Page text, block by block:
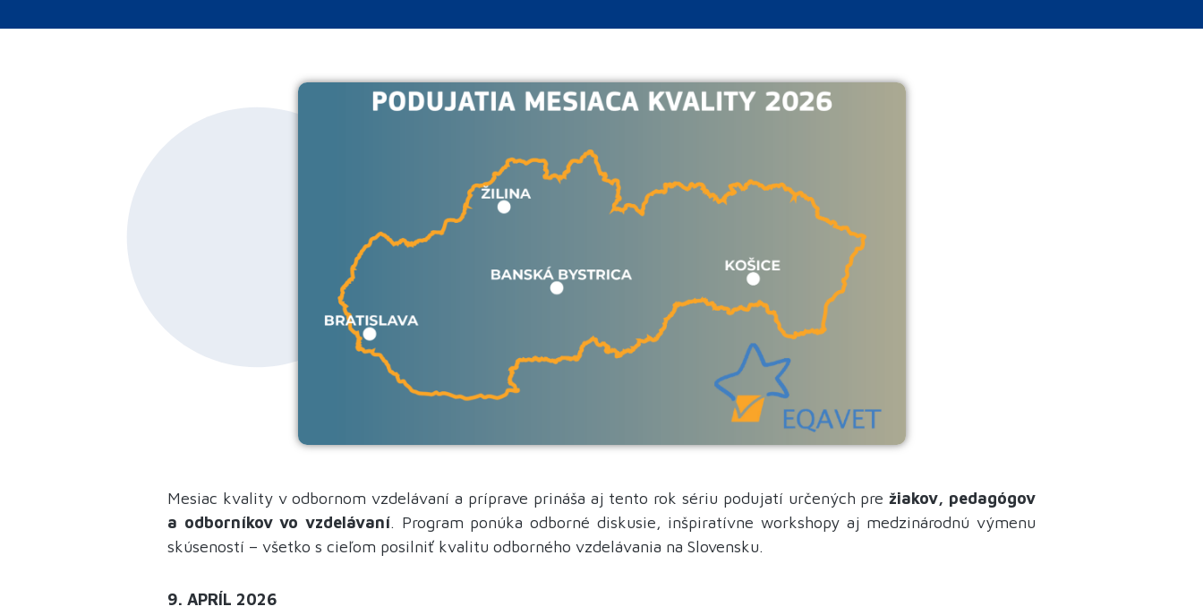
Mesiac kvality v odbornom vzdelávaní a príprave prináša aj tento rok sériu podujatí určených prežiakov, pedagógov
a odborníkov vo vzdelávaní. Program ponúka odborné diskusie, inšpiratívne workshopy aj medzinárodnú výmenu
skúseností – všetko s cieľom posilniť kvalitu odborného vzdelávania na Slovensku.
9. APRÍL 2026